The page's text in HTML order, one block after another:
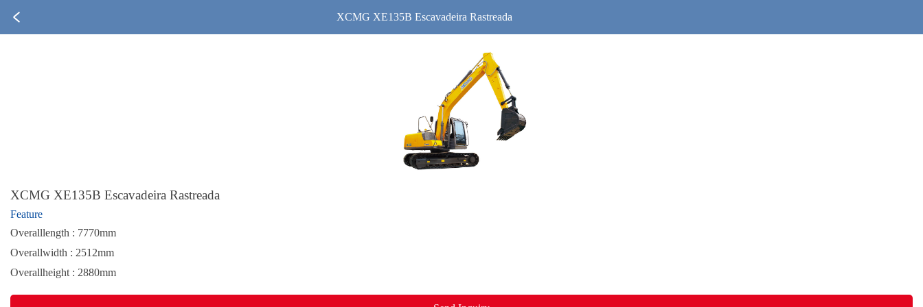
XCMG XE135B Escavadeira Rastreada
XCMG XE135B Escavadeira Rastreada
Feature
Overalllength : 7770mm
Overallwidth : 2512mm
Overallheight : 2880mm